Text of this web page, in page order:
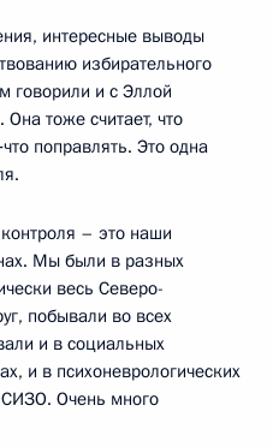
интересные выводы
избирательного
говорили и с Эллой
тоже считает, что
поправлять. Это одна
– это наши
Мы были в разных
весь Северо-
побывали во всех
и в социальных
и в психоневрологических
СИЗО. Очень много